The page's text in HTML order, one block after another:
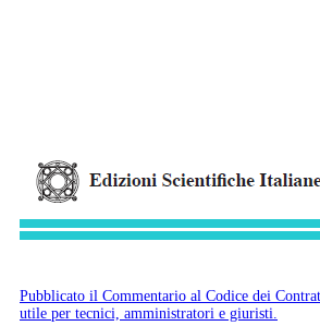
Pubblicato il Commentario al Codice dei
utile per tecnici, amministratori e giuristi.